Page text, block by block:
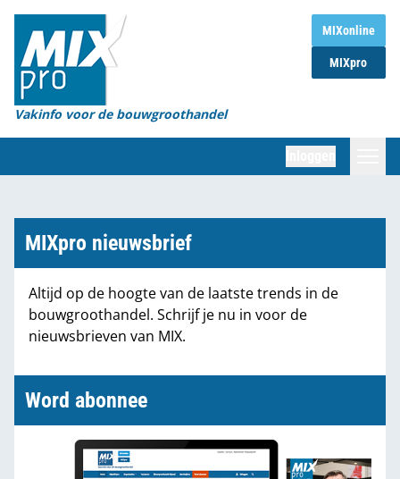
MIXonline
MIXpro
Vakinfo voor de bouwgroothandel
Home
Magazines
Organisaties
Marktcijfers
Partners
MIXpro nieuwsbrief
Altijd op de hoogte van de laatste trends in de
bouwgroothandel. Schrijf je nu in voor de
nieuwsbrieven van MIX.
Word abonnee